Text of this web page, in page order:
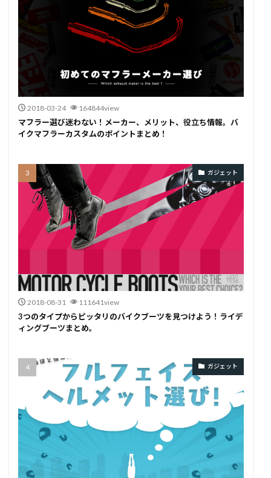
2018-03-24 164844view
マフラー選び迷わない！メーカー、メリット、役立ち情報。バ
イクマフラーカスタムのポイントまとめ！
ガジェット
2018-08-31 111641view
3つのタイプからピッタリのバイクブーツを見つけよう！ライデ
ィングブーツまとめ。
ガジェット